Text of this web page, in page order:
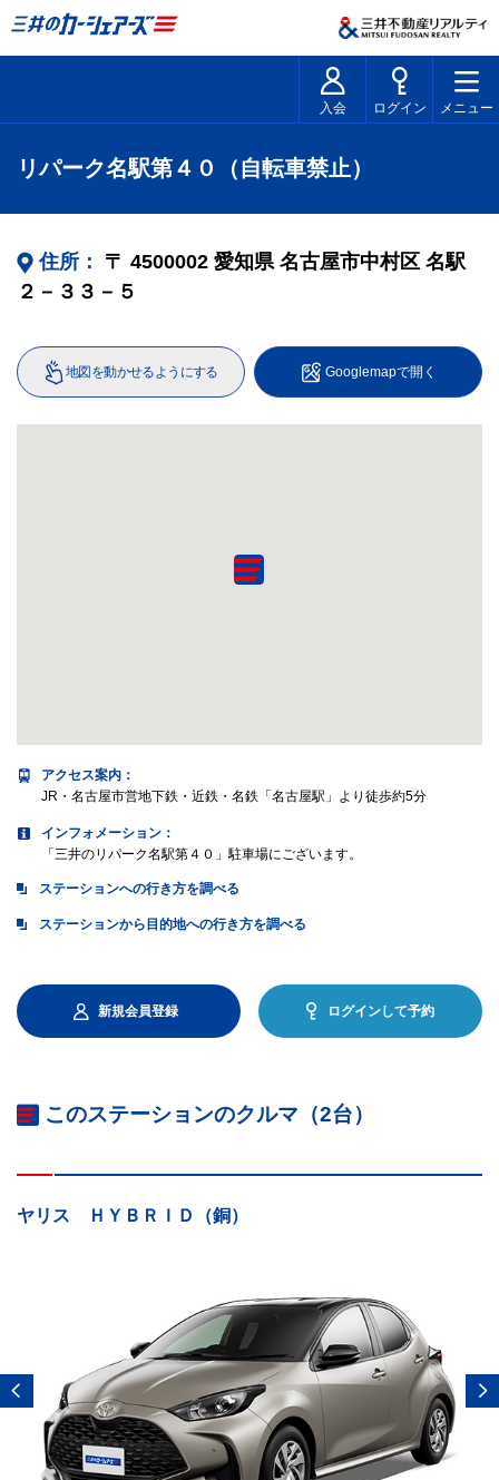
入会 ログイン メニュー
リパーク名駅第４０（自転車禁止）
住所： 〒 4500002 愛知県 名古屋市中村区 名駅
２－３３－５
地図を動かせるようにする Googlemapで開く
アクセス案内 ：
JR・名古屋市営地下鉄・近鉄・名鉄「名古屋駅」より徒歩約5分
インフォメーション：
「三井のリパーク名駅第４０」駐車場にございます。
ステーションへの行き方を調べる
ステーションから目的地への行き方を調べる
新規会員登録 ログインして予約
このステーションのクルマ（2台）
ヤリス ＨＹＢＲＩＤ（銅）